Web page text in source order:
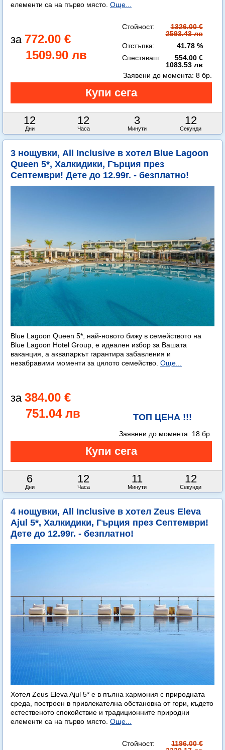
елементи са на първо място. Още...
772.00 €
1509.90 лв
Стойност:
1326.00 €
2593.43 лв
Отстъпка:
41.78 %
Спестяваш:
554.00 €
1083.53 лв
12
Дни
12
Часа
3
Минути
11
Секунди
Заявени до момента: 8 бр.
3 нощувки, All Inclusive в хотел Blue Lagoon
Queen 5*, Халкидики, Гърция през
Септември! Дете до 12.99г. - безплатно!
Blue Lagoon Queen 5*, най-новото бижу в семейството на
Blue Lagoon Hotel Group, е идеален избор за Вашата
ваканция, а аквапаркът гарантира забавления и
незабравими моменти за цялото семейство. Още...
384.00 €
751.04 лв
ТОП ЦЕНА !!!
6
Дни
12
Часа
11
Минути
11
Секунди
Заявени до момента: 18 бр.
4 нощувки, All Inclusive в хотел Zeus Eleva
Ajul 5*, Халкидики, Гърция през Септември!
Дете до 12.99г. - безплатно!
Хотел Zeus Eleva Ajul 5* е в пълна хармония с природната
среда, построен в привлекателна обстановка от гори, където
естественото спокойствие и традиционните природни
елементи са на първо място. Още...
Стойност:
1196.00 €